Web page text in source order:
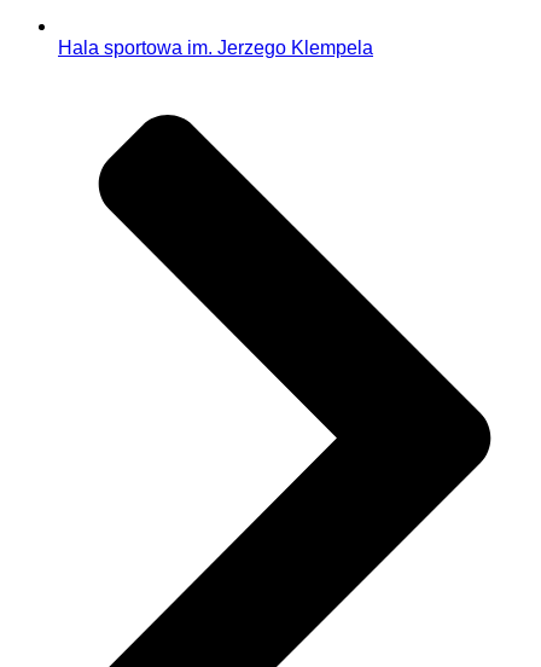
Hala sportowa im. Jerzego Klempela